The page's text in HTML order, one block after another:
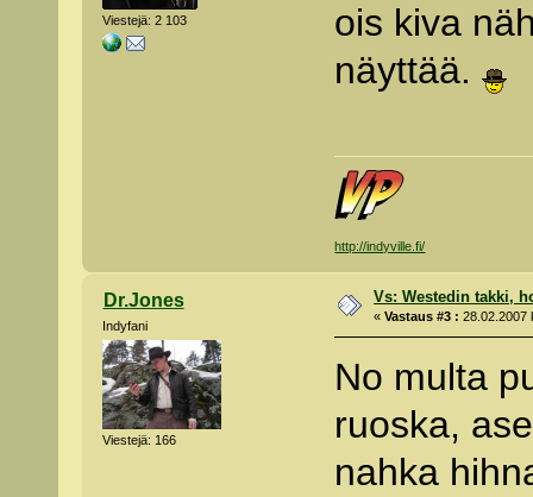
Viestejä: 2 103
ois kiva
näyttää.
http://indyville.fi/
Dr.Jones
Indyfani
Viestejä: 166
Vs: Westedin takki,
«Vastaus #3 : 28.02.2007
No multa
ruoska,
nahka